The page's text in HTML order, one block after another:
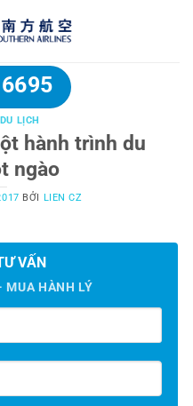
LỊCH
hành trình du
ngào
BỞI LIEN CZ
VẤN
HÀNH LÝ